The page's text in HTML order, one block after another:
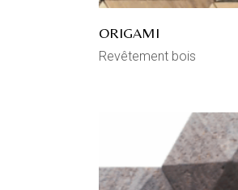
ORIGAMI
Revêtement bois